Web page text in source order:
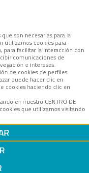
son necesarias para la
utilizamos cookies para
para facilitar la interacción con
comunicaciones de
e intereses.
de cookies de perfiles
puede hacer clic en
cookies haciendo clic en
en nuestro CENTRO DE
que utilizamos visitando